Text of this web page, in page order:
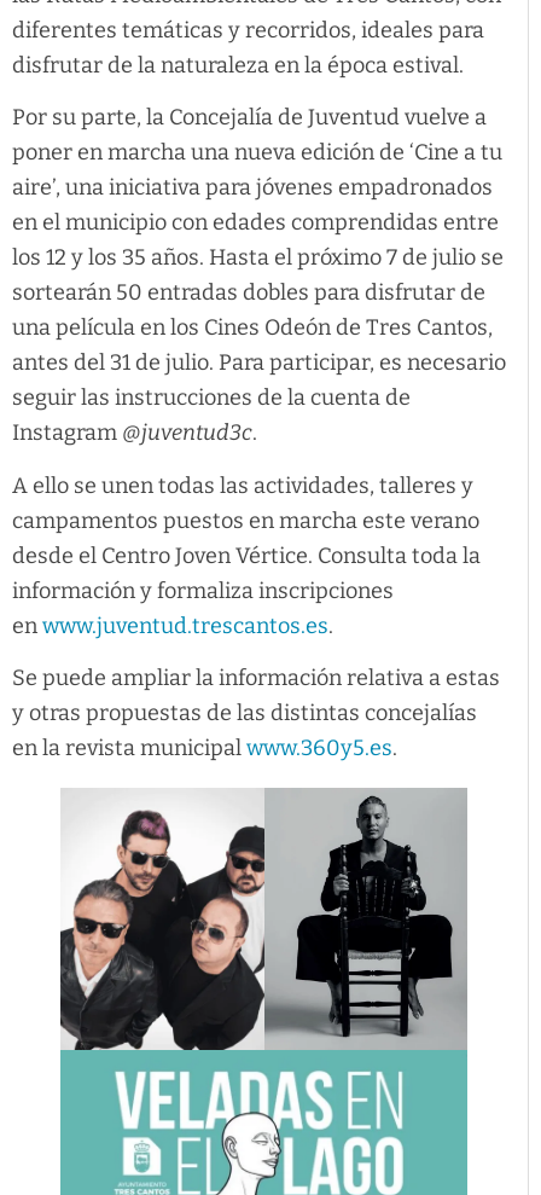
diferentes temáticas y recorridos, ideales para
disfrutar de la naturaleza en la época estival.
Por su parte, la Concejalía de Juventud vuelve a
poner en marcha una nueva edición de ‘Cine a tu
aire’, una iniciativa para jóvenes empadronados
en el municipio con edades comprendidas entre
los 12 y los 35 años. Hasta el próximo 7 de julio se
sortearán 50 entradas dobles para disfrutar de
una película en los Cines Odeón de Tres Cantos,
antes del 31 de julio. Para participar, es necesario
seguir las instrucciones de la cuenta de
Instagram @juventud3c.
A ello se unen todas las actividades, talleres y
campamentos puestos en marcha este verano
desde el Centro Joven Vértice. Consulta toda la
información y formaliza inscripciones
enwww.juventud.trescantos.es.
Se puede ampliar la información relativa a estas
y otras propuestas de las distintas concejalías
en la revista municipalwww.360y5.es.